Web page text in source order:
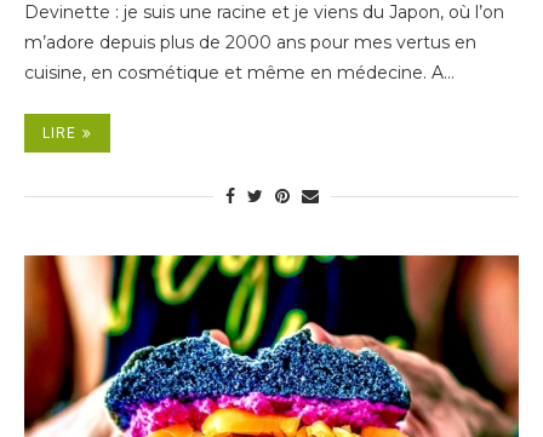
Devinette : je suis une racine et je viens du Japon, où l’on
m’adore depuis plus de 2000 ans pour mes vertus en
cuisine, en cosmétique et même en médecine. A…
LIRE